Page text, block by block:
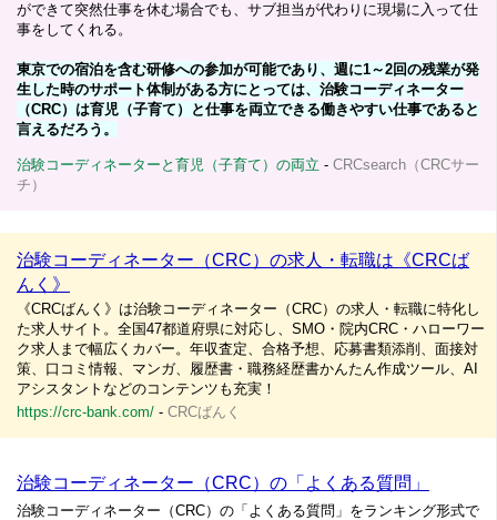
ができて突然仕事を休む場合でも、サブ担当が代わりに現場に入って仕
事をしてくれる。
東京での宿泊を含む研修への参加が可能であり、週に1～2回の残業が発
生した時のサポート体制がある方にとっては、治験コーディネーター
（CRC）は育児（子育て）と仕事を両立できる働きやすい仕事であると
言えるだろう。
治験コーディネーターと育児（子育て）の両立 - CRCsearch（CRCサー
チ）
治験コーディネーター（CRC）の求人・転職は《CRCば
んく》
《CRCばんく》は治験コーディネーター（CRC）の求人・転職に特化し
た求人サイト。全国47都道府県に対応し、SMO・院内CRC・ハローワー
ク求人まで幅広くカバー。年収査定、合格予想、応募書類添削、面接対
策、口コミ情報、マンガ、履歴書・職務経歴書かんたん作成ツール、AI
アシスタントなどのコンテンツも充実！
https://crc-bank.com/ - CRCばんく
治験コーディネーター（CRC）の「よくある質問」
治験コーディネーター（CRC）の「よくある質問」をランキング形式で